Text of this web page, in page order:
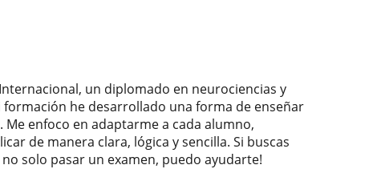
un diplomado en neurociencias y
he desarrollado una forma de enseñar
enfoco en adaptarme a cada alumno,
de manera clara, lógica y sencilla. Si buscas
solo pasar un examen, puedo ayudarte!